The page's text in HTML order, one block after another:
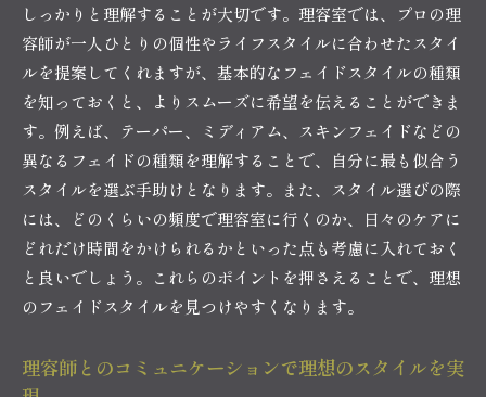
しっかりと理解することが大切です。理容室では、プロの理
容師が一人ひとりの個性やライフスタイルに合わせたスタイ
ルを提案してくれますが、基本的なフェイドスタイルの種類
を知っておくと、よりスムーズに希望を伝えることができま
す。例えば、テーパー、ミディアム、スキンフェイドなどの
異なるフェイドの種類を理解することで、自分に最も似合う
スタイルを選ぶ手助けとなります。また、スタイル選びの際
には、どのくらいの頻度で理容室に行くのか、日々のケアに
どれだけ時間をかけられるかといった点も考慮に入れておく
と良いでしょう。これらのポイントを押さえることで、理想
のフェイドスタイルを見つけやすくなります。
理容師とのコミュニケーションで理想のスタイルを実